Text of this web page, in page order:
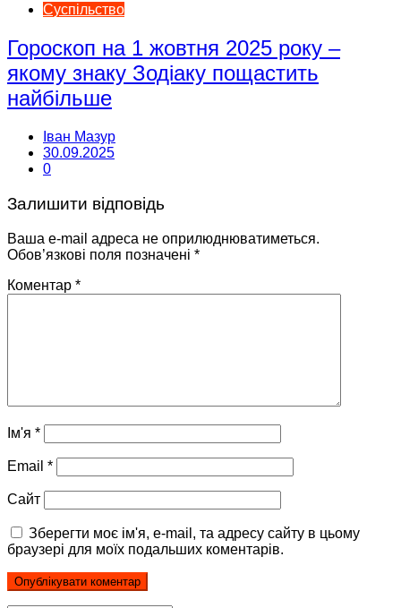
Суспільство
Гороскоп на 1 жовтня 2025 року –
якому знаку Зодіаку пощастить
найбільше
Іван Мазур
30.09.2025
0
Залишити відповідь
Ваша e-mail адреса не оприлюднюватиметься.
Обов’язкові поля позначені *
Коментар *
Ім'я *
Email *
Сайт
Зберегти моє ім'я, e-mail, та адресу сайту в цьому
браузері для моїх подальших коментарів.